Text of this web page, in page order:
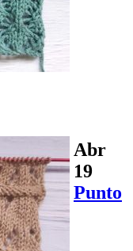
Abr
19
Punto